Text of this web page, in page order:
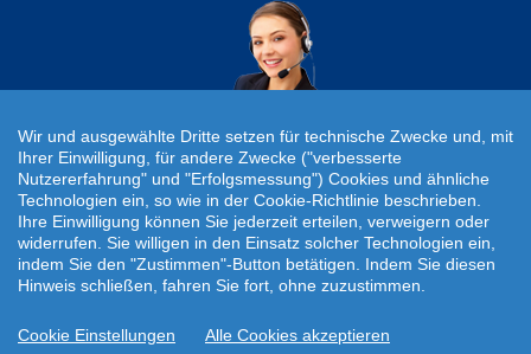
Individuelle Reiseanfrage!
Travelcheck © 2026
Startseite| AGB | Kontakt|Impressum
Datenschutz
Wir und ausgewählte Dritte setzen für technische Zwecke und, mit
Ihrer Einwilligung, für andere Zwecke ("verbesserte
Nutzererfahrung" und "Erfolgsmessung") Cookies und ähnliche
Technologien ein, so wie in der Cookie-Richtlinie beschrieben.
Ihre Einwilligung können Sie jederzeit erteilen, verweigern oder
widerrufen. Sie willigen in den Einsatz solcher Technologien ein,
indem Sie den "Zustimmen"-Button betätigen. Indem Sie diesen
Hinweis schließen, fahren Sie fort, ohne zuzustimmen.
Cookie Einstellungen Alle Cookies akzeptieren